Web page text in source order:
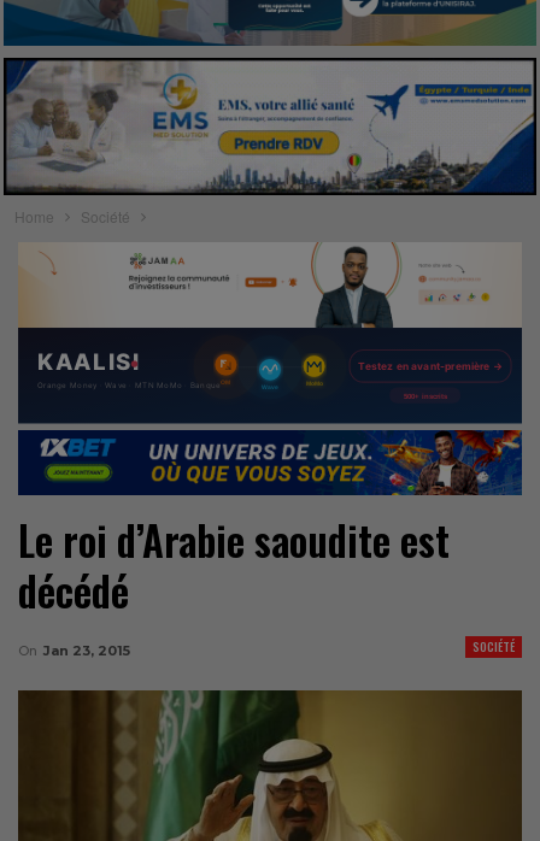
Home Société
Le roi d’Arabie saoudite est
décédé
SOCIÉTÉ
On Jan 23, 2015